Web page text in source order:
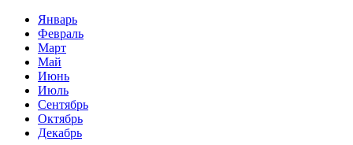
Январь
Февраль
Март
Май
Июнь
Июль
Сентябрь
Октябрь
Декабрь